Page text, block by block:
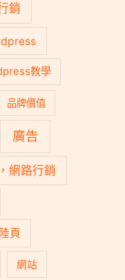
銷
教學
品牌價值
廣告
網路行銷
頁
網站